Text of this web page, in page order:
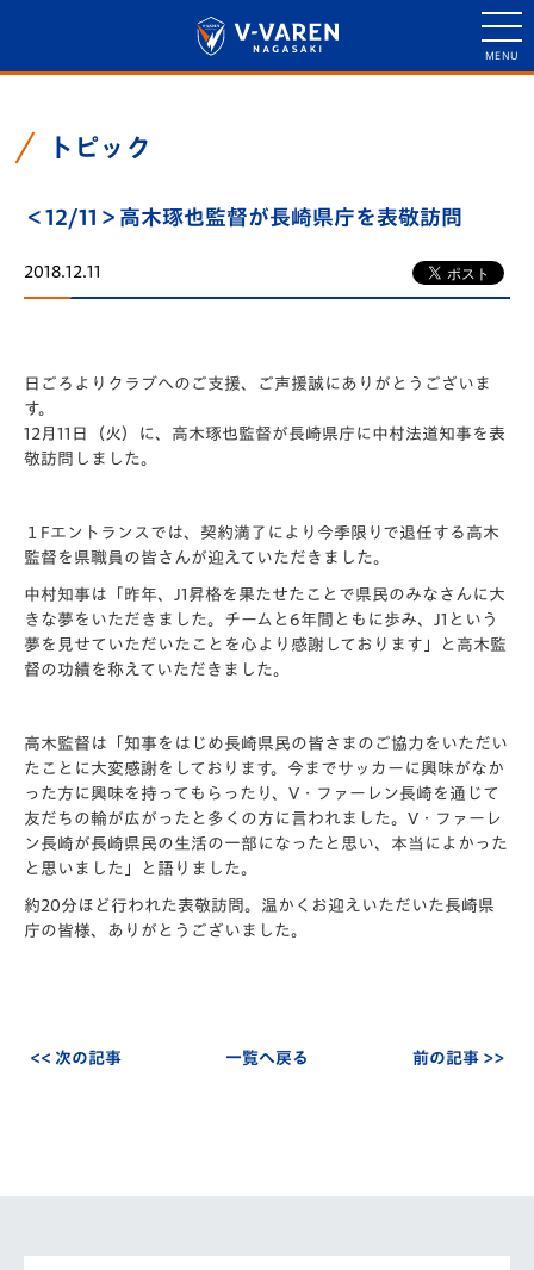
トピック
＜12/11＞高木琢也監督が長崎県庁を表敬訪問
2018.12.11
日ごろよりクラブへのご支援、ご声援誠にありがとうございま
す。
12月11日（火）に、高木琢也監督が長崎県庁に中村法道知事を表
敬訪問しました。
１Fエントランスでは、契約満了により今季限りで退任する高木
監督を県職員の皆さんが迎えていただきました。
中村知事は「昨年、J1昇格を果たせたことで県民のみなさんに大
きな夢をいただきました。チームと6年間ともに歩み、J1という
夢を見せていただいたことを心より感謝しております」と高木監
督の功績を称えていただきました。
高木監督は「知事をはじめ長崎県民の皆さまのご協力をいただい
たことに大変感謝をしております。今までサッカーに興味がなか
った方に興味を持ってもらったり、V・ファーレン長崎を通じて
友だちの輪が広がったと多くの方に言われました。V・ファーレ
ン長崎が長崎県民の生活の一部になったと思い、本当によかった
と思いました」と語りました。
約20分ほど行われた表敬訪問。温かくお迎えいただいた長崎県
庁の皆様、ありがとうございました。
<< 次の記事 一覧へ戻る 前の記事 >>